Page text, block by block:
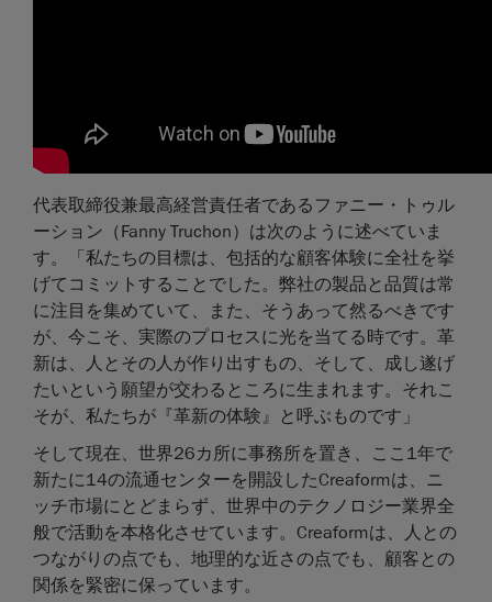
代表取締役兼最高経営責任者であるファニー・トゥル
ーション（Fanny Truchon）は次のように述べていま
す。「私たちの目標は、包括的な顧客体験に全社を挙
げてコミットすることでした。弊社の製品と品質は常
に注目を集めていて、また、そうあって然るべきです
が、今こそ、実際のプロセスに光を当てる時です。革
新は、人とその人が作り出すもの、そして、成し遂げ
たいという願望が交わるところに生まれます。それこ
そが、私たちが『革新の体験』と呼ぶものです」
そして現在、世界26カ所に事務所を置き、ここ1年で
新たに14の流通センターを開設したCreaformは、ニ
ッチ市場にとどまらず、世界中のテクノロジー業界全
般で活動を本格化させています。Creaformは、人との
つながりの点でも、地理的な近さの点でも、顧客との
関係を緊密に保っています。